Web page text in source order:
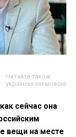
Читайте також
українською мовою
сейчас она
вещи на месте